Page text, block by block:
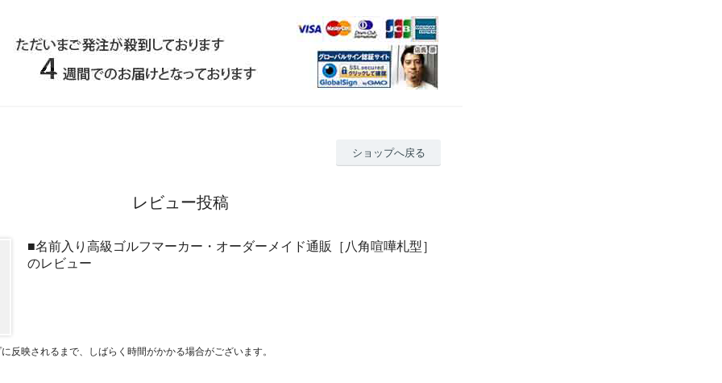
ショップへ戻る
レビュー投稿
■名前入り高級ゴルフマーカー・オーダーメイド通販［八角喧嘩札型］
のレビュー
反映されるまで、しばらく時間がかかる場合がございます。